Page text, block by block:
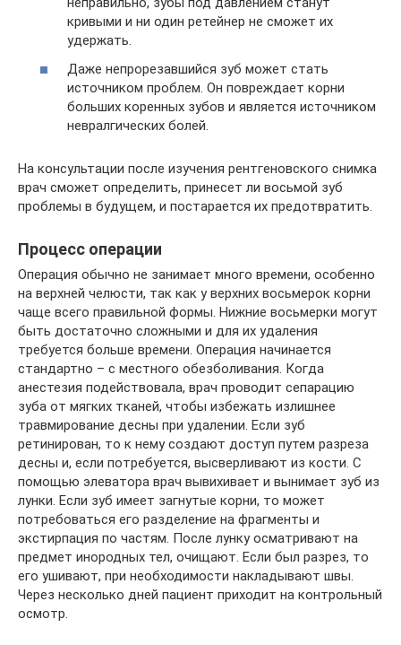
кривыми и ни один ретейнер не сможет их
удержать.
Даже непрорезавшийся зуб может стать
источником проблем. Он повреждает корни
больших коренных зубов и является источником
невралгических болей.
На консультации после изучения рентгеновского снимка
врач сможет определить, принесет ли восьмой зуб
проблемы в будущем, и постарается их предотвратить.
Процесс операции
Операция обычно не занимает много времени, особенно
на верхней челюсти, так как у верхних восьмерок корни
чаще всего правильной формы. Нижние восьмерки могут
быть достаточно сложными и для их удаления
требуется больше времени. Операция начинается
стандартно – с местного обезболивания. Когда
анестезия подействовала, врач проводит сепарацию
зуба от мягких тканей, чтобы избежать излишнее
травмирование десны при удалении. Если зуб
ретинирован, то к нему создают доступ путем разреза
десны и, если потребуется, высверливают из кости. С
помощью элеватора врач вывихивает и вынимает зуб из
лунки. Если зуб имеет загнутые корни, то может
потребоваться его разделение на фрагменты и
экстирпация по частям. После лунку осматривают на
предмет инородных тел, очищают. Если был разрез, то
его ушивают, при необходимости накладывают швы.
Через несколько дней пациент приходит на контрольный
осмотр.